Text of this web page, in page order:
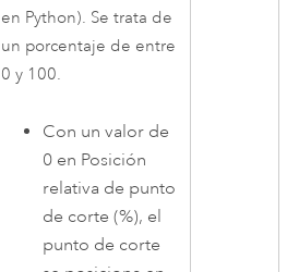
en Python). Se trata de
un porcentaje de entre
0 y 100.
Con un valor de
0 en Posición
relativa de punto
de corte (%), el
punto de corte